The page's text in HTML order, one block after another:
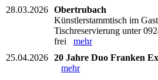
28.03.2026 Obertrubach
Künstlerstammtisch im
Tischreservierung unter
frei mehr
25.04.2026 20 Jahre Duo Franken
mehr